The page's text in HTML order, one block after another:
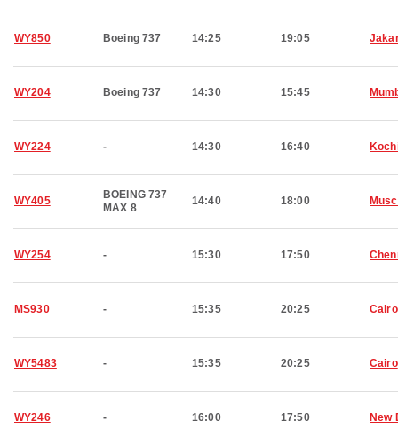
WY850 Boeing 737 14:25 19:05
WY204 Boeing 737 14:30 15:45
WY224 - 14:30 16:40
WY405
BOEING 737
MAX 8
14:40 18:00
WY254 - 15:30 17:50
MS930 - 15:35 20:25 Cairo
WY5483 - 15:35 20:25 Cairo
WY246 - 16:00 17:50 New